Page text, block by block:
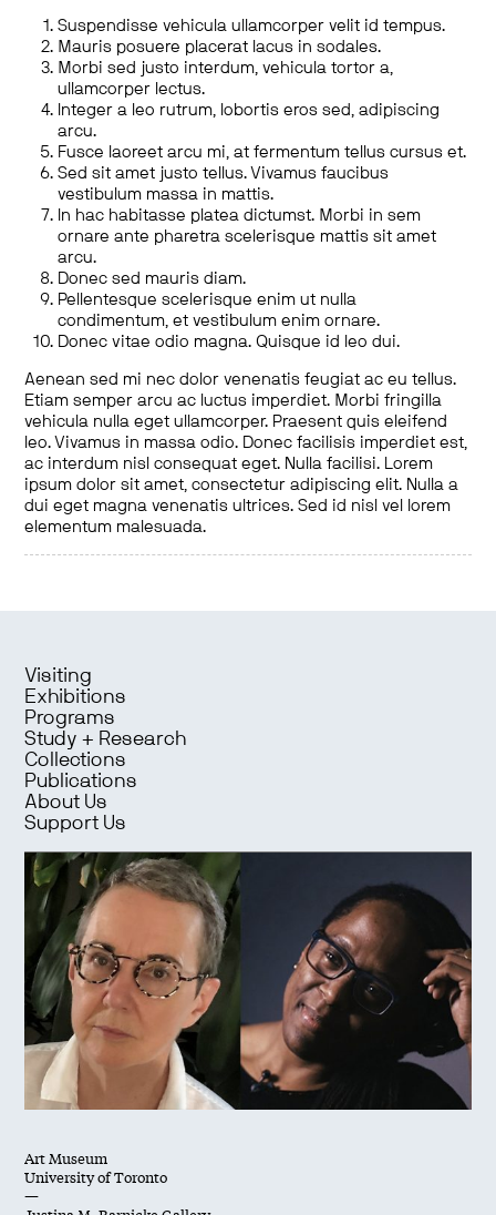
Suspendisse vehicula ullamcorper velit id tempus.
Mauris posuere placerat lacus in sodales.
Morbi sed justo interdum, vehicula tortor a,
ullamcorper lectus.
Integer a leo rutrum, lobortis eros sed, adipiscing
arcu.
Fusce laoreet arcu mi, at fermentum tellus cursus et.
Sed sit amet justo tellus. Vivamus faucibus
vestibulum massa in mattis.
In hac habitasse platea dictumst. Morbi in sem
ornare ante pharetra scelerisque mattis sit amet
arcu.
Donec sed mauris diam.
Pellentesque scelerisque enim ut nulla
condimentum, et vestibulum enim ornare.
Donec vitae odio magna. Quisque id leo dui.
Aenean sed mi nec dolor venenatis feugiat ac eu tellus.
Etiam semper arcu ac luctus imperdiet. Morbi fringilla
vehicula nulla eget ullamcorper. Praesent quis eleifend
leo. Vivamus in massa odio. Donec facilisis imperdiet est,
ac interdum nisl consequat eget. Nulla facilisi. Lorem
ipsum dolor sit amet, consectetur adipiscing elit. Nulla a
dui eget magna venenatis ultrices. Sed id nisl vel lorem
elementum malesuada.
Visiting
Exhibitions
Programs
Study + Research
Collections
Publications
About Us
Support Us
Art Museum
University of Toronto
—